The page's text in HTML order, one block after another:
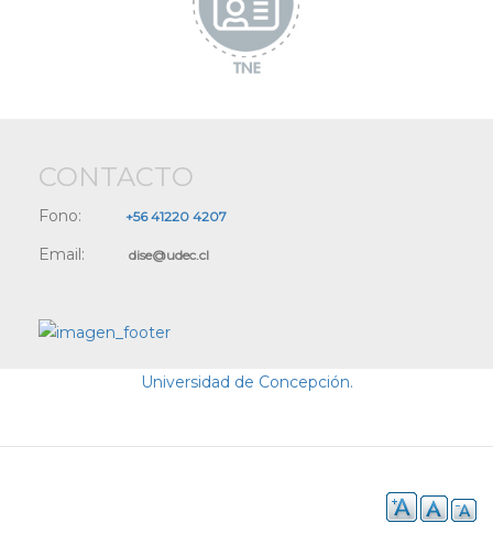
CONTACTO
Fono: +56 41220 4207
Email: dise@udec.cl
Universidad de Concepción.